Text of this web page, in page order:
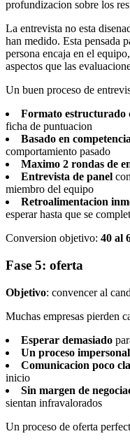
profundizacion sobre los
La entrevista no esta
han medido. Esta pensada
persona encaja en el
aspectos que las
Un buen proceso de
Formato estructurado
ficha de puntuacion
Basado en
comportamiento pasado
Maximo 2 rondas de
Entrevista de panel
miembro del equipo
Retroalimentacion
esperar hasta que se
Conversion objetivo: 40 al
Fase 5: oferta
Objetivo: convencer al
Muchas empresas pierden
Esperar demasiado
Un proceso impersonal
Comunicacion poco
inicio
Sin margen de
sientan infravalorados
Un proceso de oferta